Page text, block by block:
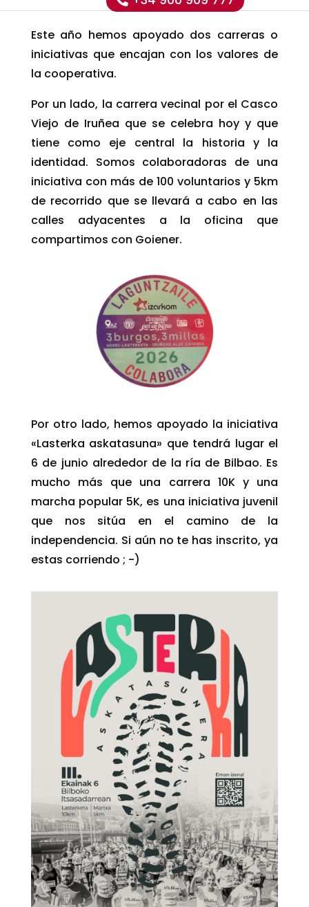
Este año hemos apoyado dos carreras o
iniciativas que encajan con los valores de
la cooperativa.
Por un lado, la carrera vecinal por el Casco
Viejo de Iruñea que se celebra hoy y que
tiene como eje central la historia y la
identidad. Somos colaboradoras de una
iniciativa con más de 100 voluntarios y 5km
de recorrido que se llevará a cabo en las
calles adyacentes a la oficina que
compartimos con Goiener.
Por otro lado, hemos apoyado la iniciativa
«Lasterka askatasuna» que tendrá lugar el
6 de junio alrededor de la ría de Bilbao. Es
mucho más que una carrera 10K y una
marcha popular 5K, es una iniciativa juvenil
que nos sitúa en el camino de la
independencia. Si aún no te has inscrito, ya
estas corriendo ; -)